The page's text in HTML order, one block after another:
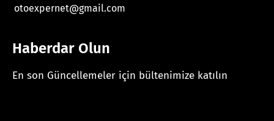
otoexpernet@gmail.com
Haberdar Olun
En son Güncellemeler için bültenimize katılın